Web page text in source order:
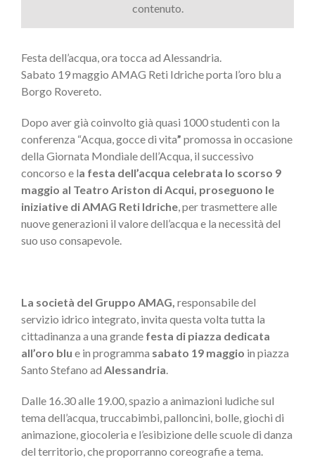
contenuto.
Festa dell’acqua, ora tocca ad Alessandria.
Sabato 19 maggio AMAG Reti Idriche porta l’oro blu a
Borgo Rovereto.
Dopo aver già coinvolto già quasi 1000 studenti con la
conferenza “Acqua, gocce di vita” promossa in occasione
della Giornata Mondiale dell’Acqua, il successivo
concorso e la festa dell’acqua celebrata lo scorso 9
maggio al Teatro Ariston di Acqui, proseguono le
iniziative di AMAG Reti Idriche , per trasmettere alle
nuove generazioni il valore dell’acqua e la necessità del
suo uso consapevole.
La società del Gruppo AMAG responsabile del
servizio idrico integrato, invita questa volta tutta la
cittadinanza a una grande festa di piazza dedicata
all’oro blu e in programma sabato 19 maggio in piazza
Santo Stefano ad Alessandria
Dalle 16.30 alle 19.00, spazio a animazioni ludiche sul
tema dell’acqua, truccabimbi, palloncini, bolle, giochi di
animazione, giocoleria e l’esibizione delle scuole di danza
del territorio, che proporranno coreografie a tema.